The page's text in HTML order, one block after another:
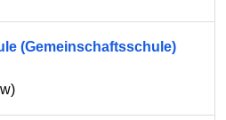
(Gemeinschaftsschule)
)